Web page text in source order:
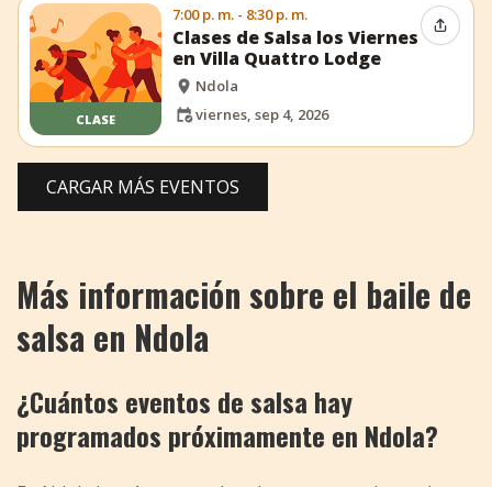
CLASE
7:00 p. m. - 8:30 p. m.
Clases de Salsa los Viernes
en Villa Quattro Lodge
Ndola
viernes, sep 4, 2026
CARGAR MÁS EVENTOS
Más información sobre el baile de
salsa en Ndola
¿Cuántos eventos de salsa hay
programados próximamente en Ndola?